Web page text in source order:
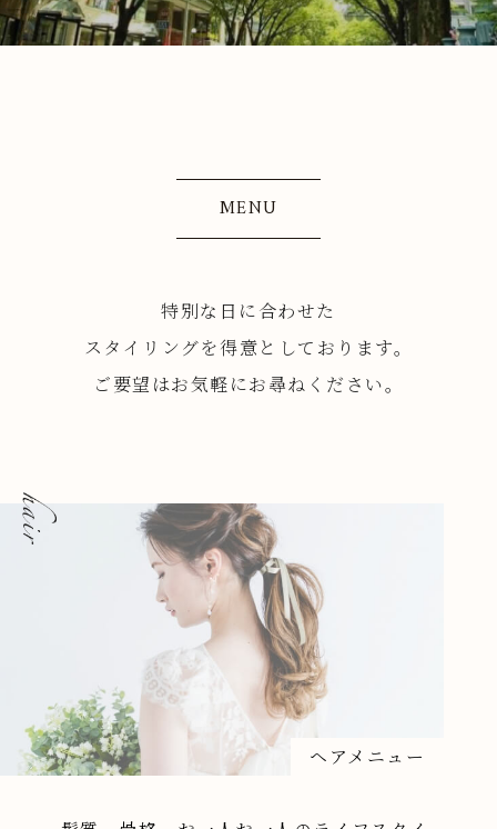
MENU
特別な日に合わせた
スタイリングを得意としております。
ご要望はお気軽にお尋ねください。
ヘアメニュー